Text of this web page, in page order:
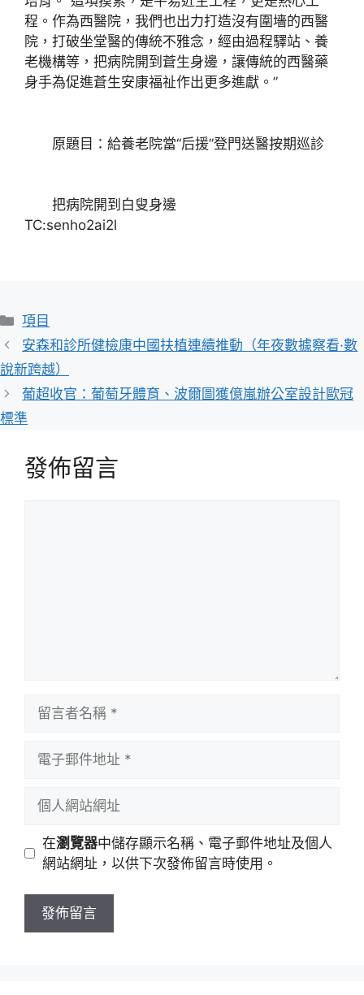
程。作為西醫院，我們也出力打造沒有圍墻的西醫
院，打破坐堂醫的傳統不雅念，經由過程驛站、養
老機構等，把病院開到蒼生身邊，讓傳統的西醫藥
身手為促進蒼生安康福祉作出更多進獻。”
原題目：給養老院當“后援”登門送醫按期巡診
把病院開到白叟身邊
TC:senho2ai2l
分
類
項目
安森和診所健檢康中國扶植連續推動（年夜數據察看·數
說新跨越）
葡超收官：葡萄牙體育、波爾圖獲億嵐辦公室設計歐冠
標準
發佈留言
址
站
址
在瀏覽器中儲存顯示名稱、電子郵件地址及個人
網站網址，以供下次發佈留言時使用。